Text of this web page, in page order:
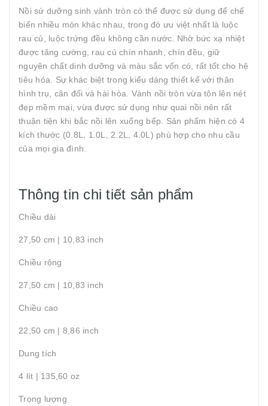
Nồi sứ dưỡng sinh vành tròn có thể được sử dụng để chế
biến nhiều món khác nhau, trong đó ưu việt nhất là luộc
rau củ, luộc trứng đều không cần nước. Nhờ bức xạ nhiệt
được tăng cường, rau củ chín nhanh, chín đều, giữ
nguyên chất dinh dưỡng và màu sắc vốn có, rất tốt cho hệ
tiêu hóa. Sự khác biệt trong kiểu dáng thiết kế với thân
hình trụ, cân đối và hài hòa. Vành nồi tròn vừa tôn lên nét
đẹp mềm mại, vừa được sử dụng như quai nồi nên rất
thuận tiện khi bắc nồi lên xuống bếp. Sản phẩm hiện có 4
kích thước (0.8L, 1.0L, 2.2L, 4.0L) phù hợp cho nhu cầu
của mọi gia đình.
Thông tin chi tiết sản phẩm
Chiều dài
27,50 cm | 10,83 inch
Chiều rộng
27,50 cm | 10,83 inch
Chiều cao
22,50 cm | 8,86 inch
Dung tích
4 lít | 135,60 oz
Trọng lượng